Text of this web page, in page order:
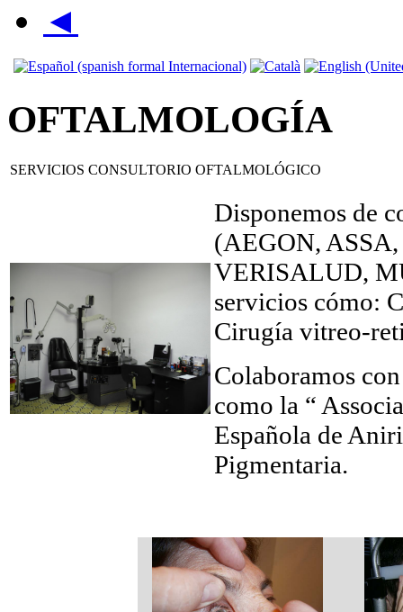
◄
OFTALMOLOGÍA
SERVICIOS CONSULTORIO OFTALMOLÓGICO
Disponemos de
(AEGON,
VERISALUD,
servicios cómo:
Cirugía vitreo-
Colaboramos
como la “
Española de
Pigmentaria.